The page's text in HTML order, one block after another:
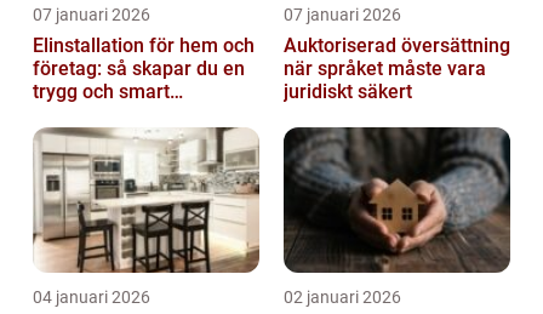
07 januari 2026
Elinstallation för hem och
företag: så skapar du en
trygg och smart
07 januari 2026
Auktoriserad översättning
när språket måste vara
juridiskt säkert
04 januari 2026 02 januari 2026